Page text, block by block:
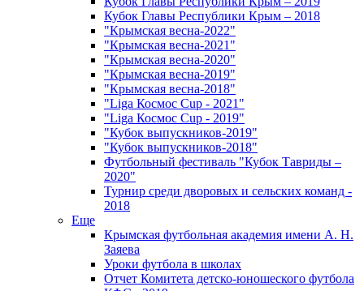
Кубок Главы Республики Крым – 2018
"Крымская весна-2022"
"Крымская весна-2021"
"Крымская весна-2020"
"Крымская весна-2019"
"Крымская весна-2018"
"Liga Космос Cup - 2021"
"Liga Космос Cup - 2019"
"Кубок выпускников-2019"
"Кубок выпускников-2018"
Футбольный фестиваль "Кубок Тавриды –
2020"
Турнир среди дворовых и сельских команд -
2018
Еще
Крымская футбольная академия имени А. Н.
Заяева
Уроки футбола в школах
Отчет Комитета детско-юношеского футбола